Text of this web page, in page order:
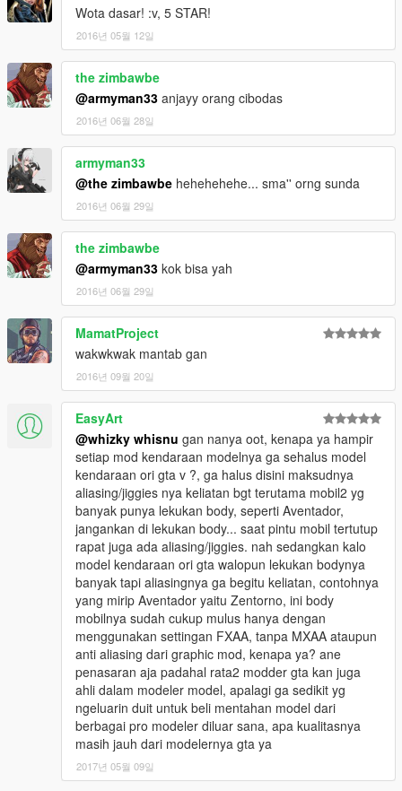
Wota dasar! :v, 5 STAR!
2016년 05월 12일
the zimbawbe
@armyman33 anjayy orang cibodas
2016년 06월 28일
armyman33
@the zimbawbe hehehehehe... sma'' orng sunda
2016년 06월 29일
the zimbawbe
@armyman33 kok bisa yah
2016년 06월 29일
MamatProject
wakwkwak mantab gan
2016년 09월 20일
EasyArt
@whizky whisnu gan nanya oot, kenapa ya hampir
setiap mod kendaraan modelnya ga sehalus model
kendaraan ori gta v ?, ga halus disini maksudnya
aliasing/jiggies nya keliatan bgt terutama mobil2 yg
banyak punya lekukan body, seperti Aventador,
jangankan di lekukan body... saat pintu mobil tertutup
rapat juga ada aliasing/jiggies. nah sedangkan kalo
model kendaraan ori gta walopun lekukan bodynya
banyak tapi aliasingnya ga begitu keliatan, contohnya
yang mirip Aventador yaitu Zentorno, ini body
mobilnya sudah cukup mulus hanya dengan
menggunakan settingan FXAA, tanpa MXAA ataupun
anti aliasing dari graphic mod, kenapa ya? ane
penasaran aja padahal rata2 modder gta kan juga
ahli dalam modeler model, apalagi ga sedikit yg
ngeluarin duit untuk beli mentahan model dari
berbagai pro modeler diluar sana, apa kualitasnya
masih jauh dari modelernya gta ya
2017년 05월 09일